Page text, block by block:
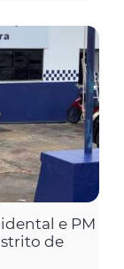
e PM
de